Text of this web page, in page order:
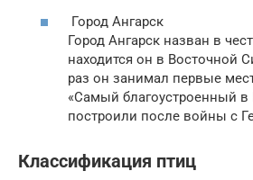
Город Ангарск
Город Ангарск назван в
находится он в Восточной
раз он занимал первые
«Самый благоустроенный в
построили после войны с
Классификация птиц